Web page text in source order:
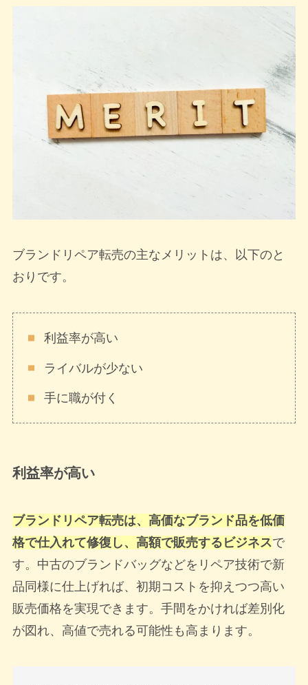
ブランドリペア転売の主なメリットは、以下のと
おりです。
利益率が高い
ライバルが少ない
手に職が付く
利益率が高い
ブランドリペア転売は、高価なブランド品を低価
格で仕入れて修復し、高額で販売するビジネスで
す。中古のブランドバッグなどをリペア技術で新
品同様に仕上げれば、初期コストを抑えつつ高い
販売価格を実現できます。手間をかければ差別化
が図れ、高値で売れる可能性も高まります。